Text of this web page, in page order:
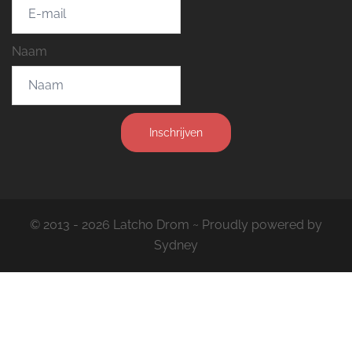
Naam
Inschrijven
© 2013 - 2026 Latcho Drom ~ Proudly powered by
Sydney